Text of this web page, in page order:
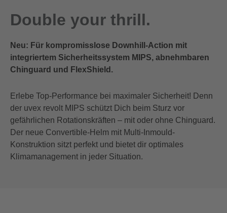
Double your thrill.
Neu: Für kompromisslose Downhill-Action mit
integriertem Sicherheitssystem MIPS, abnehmbaren
Chinguard und FlexShield.
Erlebe Top-Performance bei maximaler Sicherheit! Denn
der uvex revolt MIPS schützt Dich beim Sturz vor
gefährlichen Rotationskräften – mit oder ohne Chinguard.
Der neue Convertible-Helm mit Multi-Inmould-
Konstruktion sitzt perfekt und bietet dir optimales
Klimamanagement in jeder Situation.